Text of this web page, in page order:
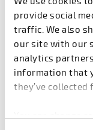
provide social
traffic. We also
our site with our
analytics
information that
they’ve
You can change
مصانع الخرسانة
سواء. تم تصميم
التسليح الفعالة
والحجوزات. وهي